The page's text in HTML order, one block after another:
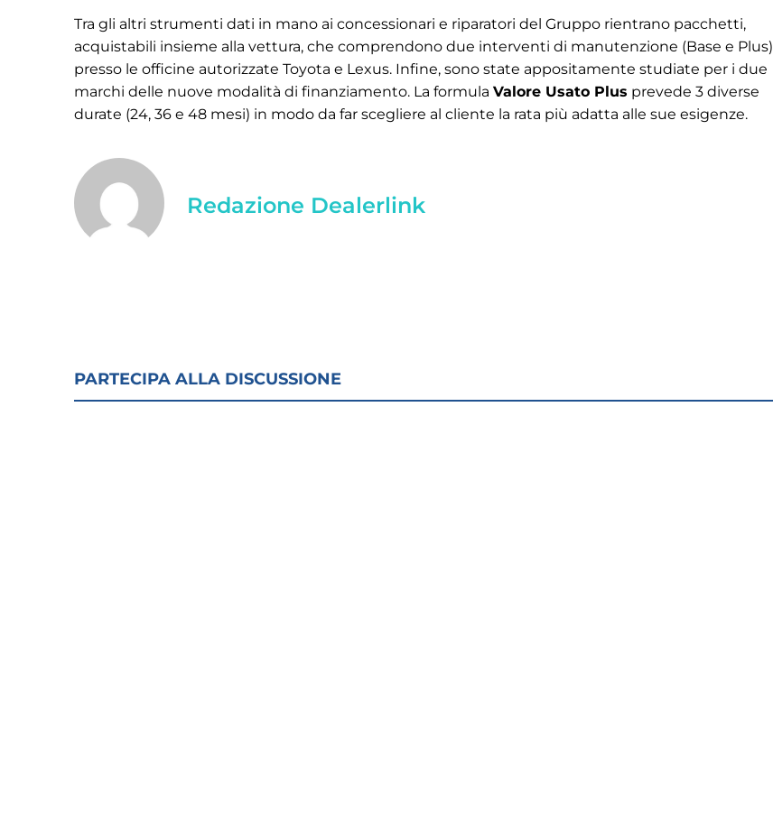
Tra gli altri strumenti dati in mano ai concessionari e riparatori del Gruppo rientrano pacchetti,
acquistabili insieme alla vettura, che comprendono due interventi di manutenzione (Base e Plus)
presso le officine autorizzate Toyota e Lexus. Infine, sono state appositamente studiate per i due
marchi delle nuove modalità di finanziamento. La formula Valore Usato Plus prevede 3 diverse
durate (24, 36 e 48 mesi) in modo da far scegliere al cliente la rata più adatta alle sue esigenze.
Redazione Dealerlink
PARTECIPA ALLA DISCUSSIONE